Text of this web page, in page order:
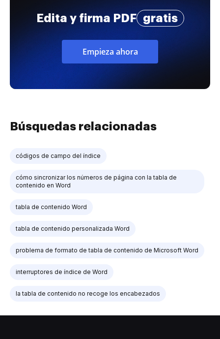
Edita y firma PDF gratis
Empieza ahora
Búsquedas relacionadas
códigos de campo del índice
cómo sincronizar los números de página con la tabla de
contenido en Word
tabla de contenido Word
tabla de contenido personalizada Word
problema de formato de tabla de contenido de Microsoft Word
interruptores de índice de Word
la tabla de contenido no recoge los encabezados